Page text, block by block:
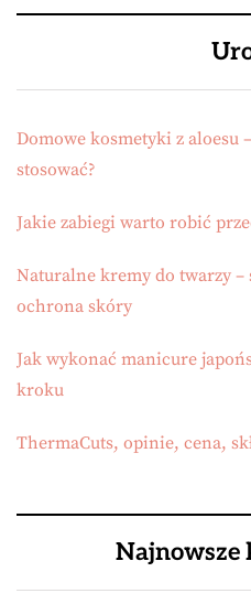
Domowe kosmetyki z aloesu
stosować?
Jakie zabiegi warto robić
Naturalne kremy do twarzy –
ochrona skóry
Jak wykonać manicure
kroku
ThermaCuts, opinie, cena,
Najnowsze